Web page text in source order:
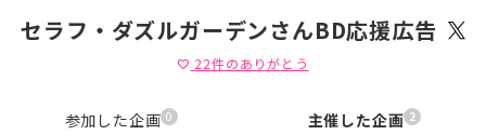
セラフ・ダズルガーデンさんBD応援広告
favorite 22件のありがとう
参加した企画 0 主催した企画 2